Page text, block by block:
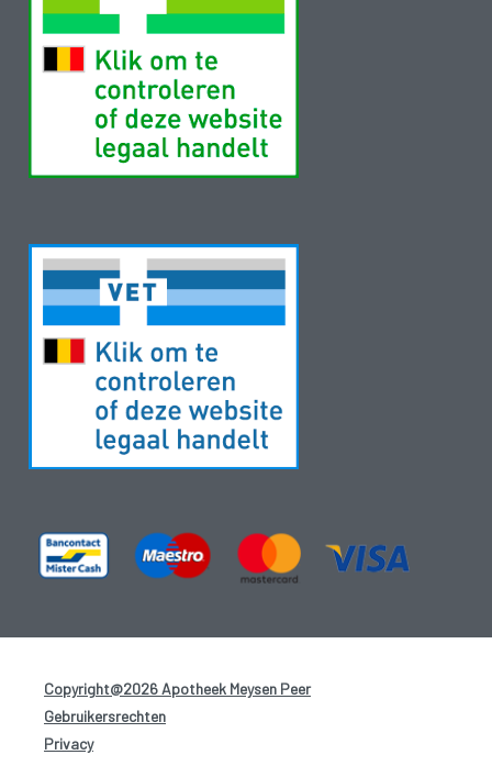
Copyright@2026 Apotheek Meysen Peer
Gebruikersrechten
Privacy-